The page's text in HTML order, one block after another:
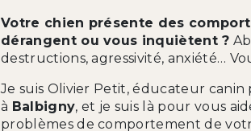
Votre chien présente des
dérangent ou vous inquiètent ?
destructions, agressivité, anxiété…
Je suis Olivier Petit, éducateur
à Balbigny, et je suis là pour vous
problèmes de comportement de